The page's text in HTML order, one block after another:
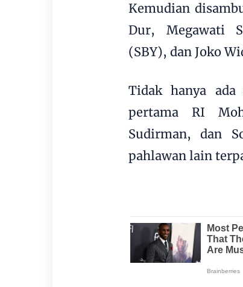
Kemudian
Dur, Megawati
(SBY), dan Joko
Tidak hanya
pertama RI
Sudirman, dan
pahlawan lain